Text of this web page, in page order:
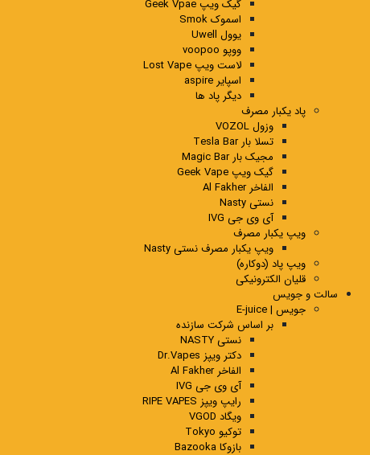
گیک ویپ Geek Vpae
اسموک Smok
یوول Uwell
ووپو voopoo
لاست ویپ Lost Vape
اسپایر aspire
دیگر پاد ها
پاد یکبار مصرف
وزول VOZOL
تسلا بار Tesla Bar
مجیک بار Magic Bar
گیک ویپ Geek Vape
الفاخر Al Fakher
نستی Nasty
آی وی جی IVG
ویپ یکبار مصرف
ویپ یکبار مصرف نستی Nasty
ویپ پاد (دوکاره)
قلیان الکترونیکی
سالت و جویس
جویس | E-juice
بر اساس شرکت سازنده
نستی NASTY
دکتر ویپز Dr.Vapes
الفاخر Al Fakher
آی وی جی IVG
رایپ ویپز RIPE VAPES
ویگاد VGOD
توکیو Tokyo
بازوکا Bazooka